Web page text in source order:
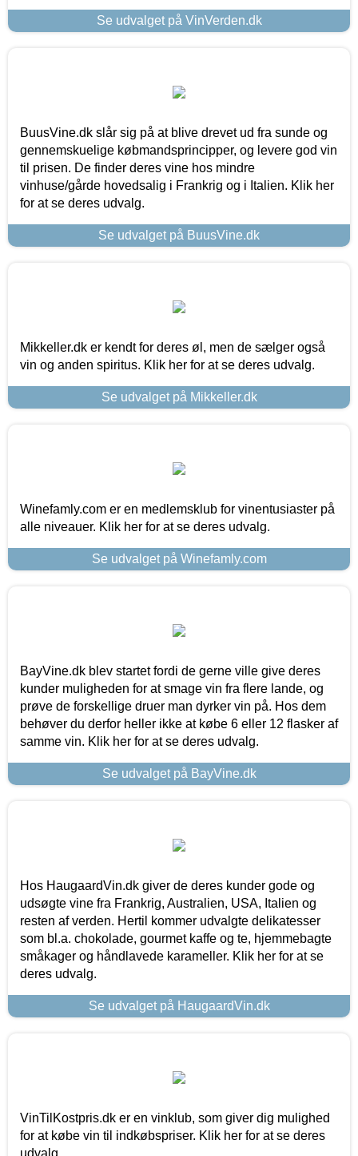
Se udvalget på VinVerden.dk
BuusVine.dk slår sig på at blive drevet ud fra sunde og
gennemskuelige købmandsprincipper, og levere god vin
til prisen. De finder deres vine hos mindre
vinhuse/gårde hovedsalig i Frankrig og i Italien. Klik her
for at se deres udvalg.
Se udvalget på BuusVine.dk
Mikkeller.dk er kendt for deres øl, men de sælger også
vin og anden spiritus. Klik her for at se deres udvalg.
Se udvalget på Mikkeller.dk
Winefamly.com er en medlemsklub for vinentusiaster på
alle niveauer. Klik her for at se deres udvalg.
Se udvalget på Winefamly.com
BayVine.dk blev startet fordi de gerne ville give deres
kunder muligheden for at smage vin fra flere lande, og
prøve de forskellige druer man dyrker vin på. Hos dem
behøver du derfor heller ikke at købe 6 eller 12 flasker af
samme vin. Klik her for at se deres udvalg.
Se udvalget på BayVine.dk
Hos HaugaardVin.dk giver de deres kunder gode og
udsøgte vine fra Frankrig, Australien, USA, Italien og
resten af verden. Hertil kommer udvalgte delikatesser
som bl.a. chokolade, gourmet kaffe og te, hjemmebagte
småkager og håndlavede karameller. Klik her for at se
deres udvalg.
Se udvalget på HaugaardVin.dk
VinTilKostpris.dk er en vinklub, som giver dig mulighed
for at købe vin til indkøbspriser. Klik her for at se deres
udvalg.